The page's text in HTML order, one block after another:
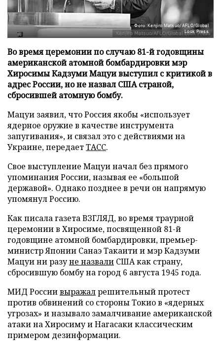
Фото: Kenjiro Matsuo/AFLO/Global
Look Press
Во время церемонии по случаю 81-й годовщины
американской атомной бомбардировки мэр
Хиросимы Кадзуми Мацуи выступил с критикой в
адрес России, но не назвал США страной,
сбросившей атомную бомбу.
Мацуи заявил, что Россия якобы «использует
ядерное оружие в качестве инструмента
запугивания», и связал это с действиями на
Украине, передаетТАСС.
Свое выступление Мацуи начал без прямого
упоминания России, называя ее «большой
державой». Однако позднее в речи он напрямую
упомянул Россию.
Как писала газета ВЗГЛЯД, во время траурной
церемонии в Хиросиме, посвященной 81-й
годовщине атомной бомбардировки, премьер-
министр Японии Санаэ Такаити и мэр Кадзуми
Мацуи ни разуне назвали США как страну,
сбросившую бомбу на город 6 августа 1945 года.
МИД Россиивыражалрешительный протест
против обвинений со стороны Токио в «ядерных
угрозах» и называло замалчивание американской
атаки на Хиросиму и Нагасаки классическим
примером дезинформации.